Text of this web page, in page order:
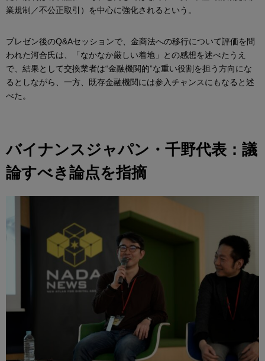
業規制／不公正取引）を中心に強化されるという。
プレゼン後のQ&Aセッションで、金商法への移行について評価を問
われた河合氏は、「なかなか厳しい着地」との感想を述べたうえ
で、結果として交換業者は“金融機関的”な重い役割を担う方向にな
るとしながら、一方、既存金融機関には参入チャンスにもなると述
べた。
バイナンスジャパン・千野代表：議
論すべき論点を指摘